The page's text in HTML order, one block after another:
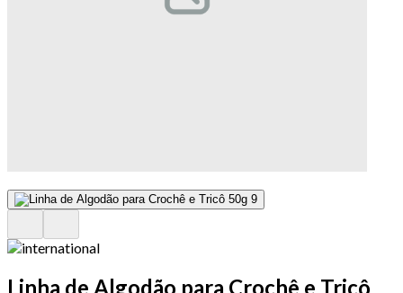
Linha de Algodão para Crochê e Tricô